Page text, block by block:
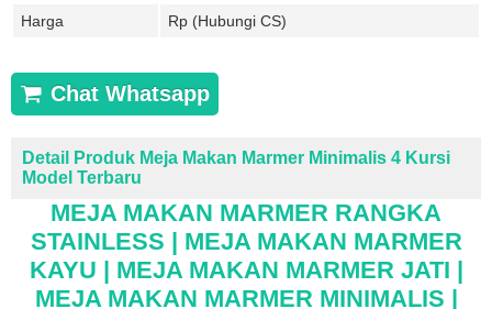
Harga
Rp (Hubungi CS)
Chat Whatsapp
Detail Produk Meja Makan Marmer Minimalis 4 Kursi
Model Terbaru
MEJA MAKAN MARMER RANGKA
STAINLESS | MEJA MAKAN MARMER
KAYU | MEJA MAKAN MARMER JATI |
MEJA MAKAN MARMER MINIMALIS |